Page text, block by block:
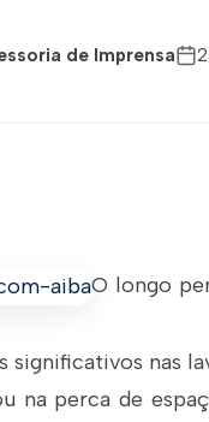
de Imprensa
O longo
significativos nas
na perca de